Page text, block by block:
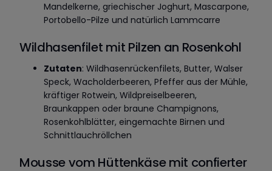
Mandelkerne, griechischer Joghurt, Mascarpone,
Portobello-Pilze und natürlich Lammcarre
Wildhasenfilet mit Pilzen an Rosenkohl
Zutaten: Wildhasenrückenfilets, Butter, Walser
Speck, Wacholderbeeren, Pfeffer aus der Mühle,
kräftiger Rotwein, Wildpreiselbeeren,
Braunkappen oder braune Champignons,
Rosenkohlblätter, eingemachte Birnen und
Schnittlauchröllchen
Mousse vom Hüttenkäse mit confierter